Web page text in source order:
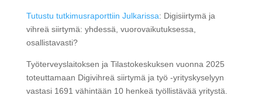
Tutustu tutkimusraporttiin Julkarissa: Digisiirtymä ja
vihreä siirtymä: yhdessä, vuorovaikutuksessa,
osallistavasti?
Työterveyslaitoksen ja Tilastokeskuksen vuonna 2025
toteuttamaan Digivihreä siirtymä ja työ -yrityskyselyyn
vastasi 1691 vähintään 10 henkeä työllistävää yritystä.